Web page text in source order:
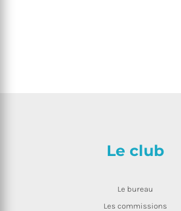
Le club
Le bureau
Les commissions